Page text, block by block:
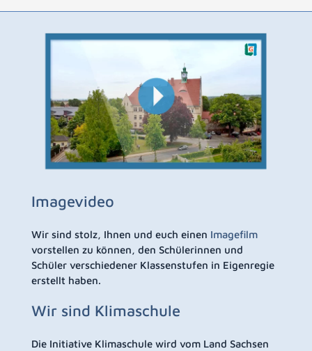
Imagevideo
Wir sind stolz, Ihnen und euch einen Imagefilm
vorstellen zu können, den Schülerinnen und
Schüler verschiedener Klassenstufen in Eigenregie
erstellt haben.
Wir sind Klimaschule
Die Initiative Klimaschule wird vom Land Sachsen